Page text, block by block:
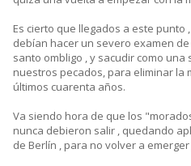
Es cierto que llegados a este punto
debían hacer un severo examen
santo ombligo , y sacudir como
nuestros pecados, para eliminar la
últimos cuarenta años.
Va siendo hora de que los
nunca debieron salir , quedando
de Berlín , para no volver a